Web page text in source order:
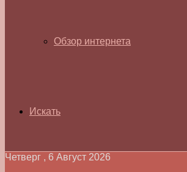
Обзор интернета
Искать
Четверг , 6 Август 2026